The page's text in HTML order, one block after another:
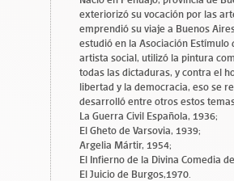
exteriorizó su vocación por las
emprendió su viaje a Buenos
estudió en la Asociación Estímulo
artista social, utilizó la pintura
todas las dictaduras, y contra el
libertad y la democracia, eso se
desarrolló entre otros estos
La Guerra Civil Española, 1936;
El Gheto de Varsovia, 1939;
Argelia Mártir, 1954;
El Infierno de la Divina Comedia
El Juicio de Burgos,1970.